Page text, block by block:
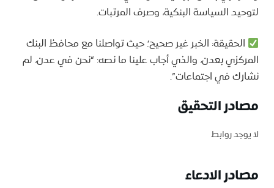
لتوحيد السياسة البنكية، وصرف المرتبات.
الحقيقة: الخبر غير صحيح؛ حيث تواصلنا مع محافظ البنك
المركزي بعدن، والذي أجاب علينا ما نصه: “نحن في عدن، لم
نشارك في اجتماعات”.
مصادر التحقيق
لا يوجد روابط
مصادر الادعاء